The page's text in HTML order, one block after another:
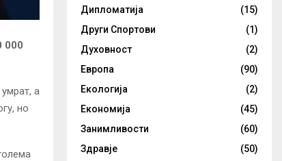
000
а
но
Дипломатија
(15)
Други Спортови
(1)
Духовност
(2)
Европа
(90)
Екологија
(2)
Економија
(45)
Занимливости
(60)
Здравје
(50)